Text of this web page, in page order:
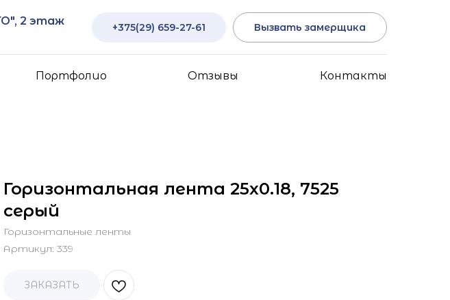
2 этаж
+375(29) 659-27-61 Вызвать замерщика
Портфолио Отзывы Контакты
Горизонтальная лента 25x0.18, 7525
серый
Горизонтальные ленты
Артикул: 339
ЗАКАЗАТЬ